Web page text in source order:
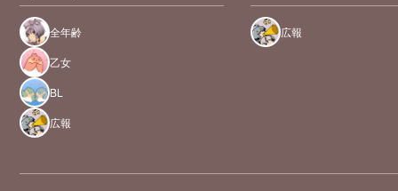
全年齢
乙女
BL
広報
広報